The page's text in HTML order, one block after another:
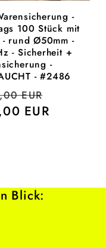
-
100 Stück mit
- rund Ø50mm -
- Sicherheit +
-
- #2486
EUR
EUR
Blick: